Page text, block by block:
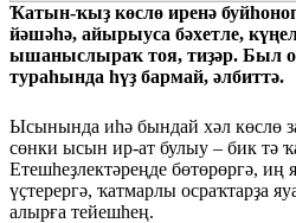
Ҡатын-ҡыҙ көслө иренә
йәшәһә, айырыуса бәхетле,
ышаныслыраҡ тоя, тиҙәр. Был
тураһында һүҙ бармай, әлбиттә.
Ысынында иһә бындай хәл көслө
сөнки ысын ир-ат булыу – бик тә
Етешһеҙлектәреңде бөтөрөргә,
үҫтерергә, ҡатмарлы осраҡтарҙа
алырға тейешһең.